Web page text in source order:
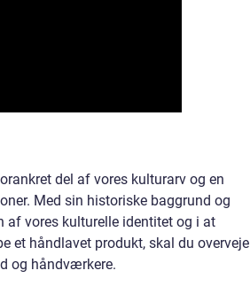
del af vores kulturarv og en
Med sin historiske baggrund og
af vores kulturelle identitet og i at
et håndlavet produkt, skal du overveje
og håndværkere.